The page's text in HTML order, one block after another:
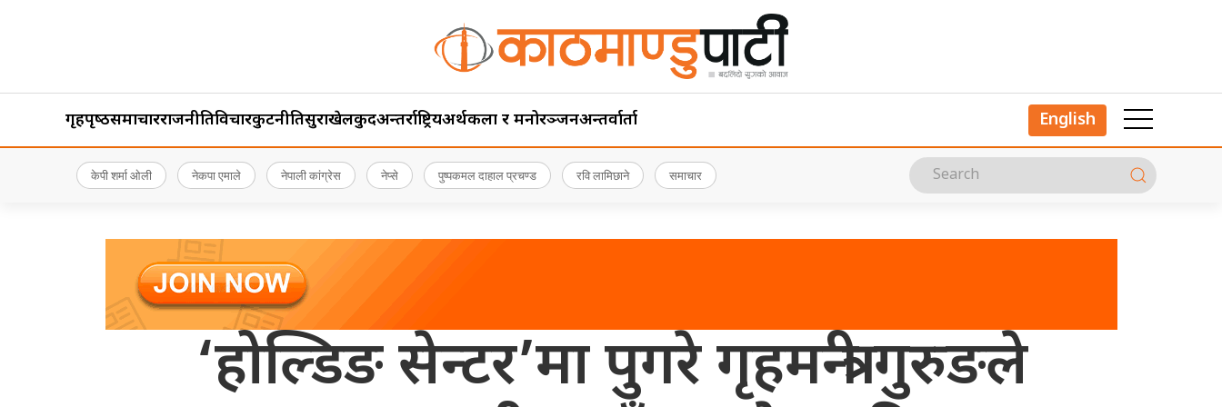
गृहपृष्‍ठसमाचारराजनीतिविचारकुटनीतिसुरक्षाखेलकुदअन्तर्राष्ट्रियअर्थकला र मनोरञ्जनअन्तर्वार्ता English
केपी शर्मा ओली नेकपा एमाले नेपाली कांग्रेस नेप्से पुष्पकमल दाहाल प्रचण्ड रवि लामिछाने समाचार
‘होल्डिङ सेन्टर’मा पुगरे गृहमन्त्री गुरुङले